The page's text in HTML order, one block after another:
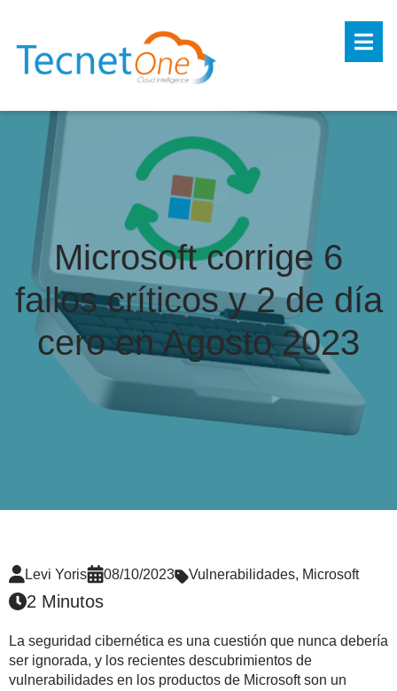
Microsoft corrige 6
fallos críticos y 2 de día
cero en Agosto 2023
Levi Yoris 08/10/2023 Vulnerabilidades, Microsoft
2 Minutos
La seguridad cibernética es una cuestión que nunca debería
ser ignorada, y los recientes descubrimientos de
vulnerabilidades en los productos de Microsoft son un